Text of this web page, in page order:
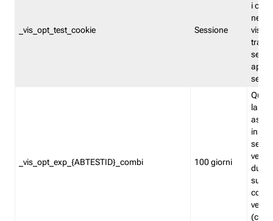
_vis_opt_test_cookie Sessione
i
nel
_vis_opt_exp_{ABTESTID}_combi 100 giorni
la
in